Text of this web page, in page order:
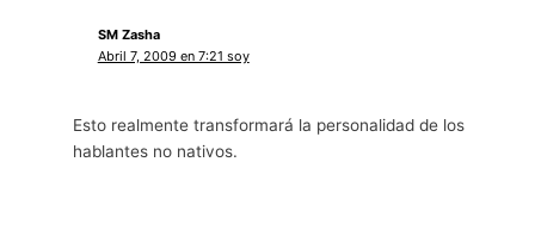
SM Zasha
Abril 7, 2009 en 7:21 soy
Esto realmente transformará la personalidad de los
hablantes no nativos.